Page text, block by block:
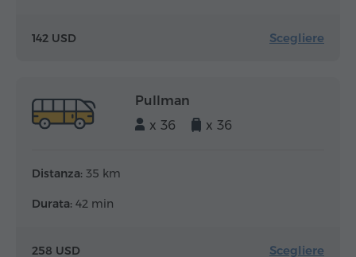
142 USD Scegliere
Pullman
x 36
x 36
Distanza: 35 km
Durata: 42 min
258 USD Scegliere